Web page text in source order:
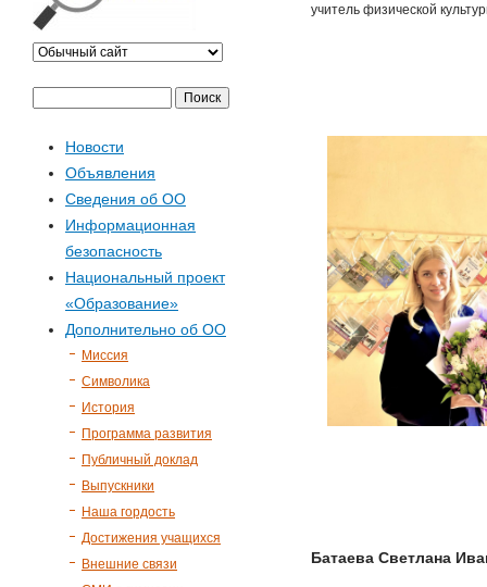
учитель физической
Батаева Светлана
Ф
Новости
Объявления
Сведения об ОО
Информационная
безопасность
Национальный проект
«Образование»
Дополнительно об ОО
Миссия
Символика
История
Программа развития
Публичный доклад
Выпускники
Наша гордость
Достижения учащихся
Внешние связи